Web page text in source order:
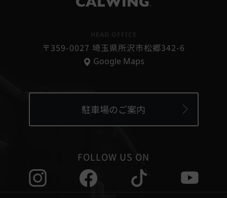
〒359-0027 埼玉県所沢市松郷342-6
Google Maps
駐車場のご案内
FOLLOW US ON